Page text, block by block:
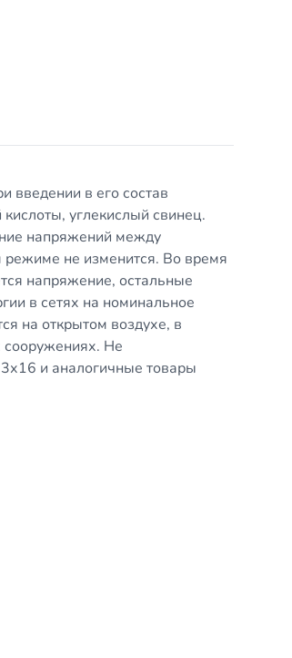
введении в его состав
углекислый свинец.
напряжений между
не изменится. Во время
напряжение, остальные
в сетях на номинальное
на открытом воздухе, в
Не
и аналогичные товары